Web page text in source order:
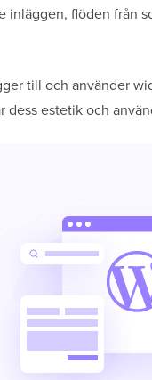
inläggen, flöden från
till och använder
estetik och